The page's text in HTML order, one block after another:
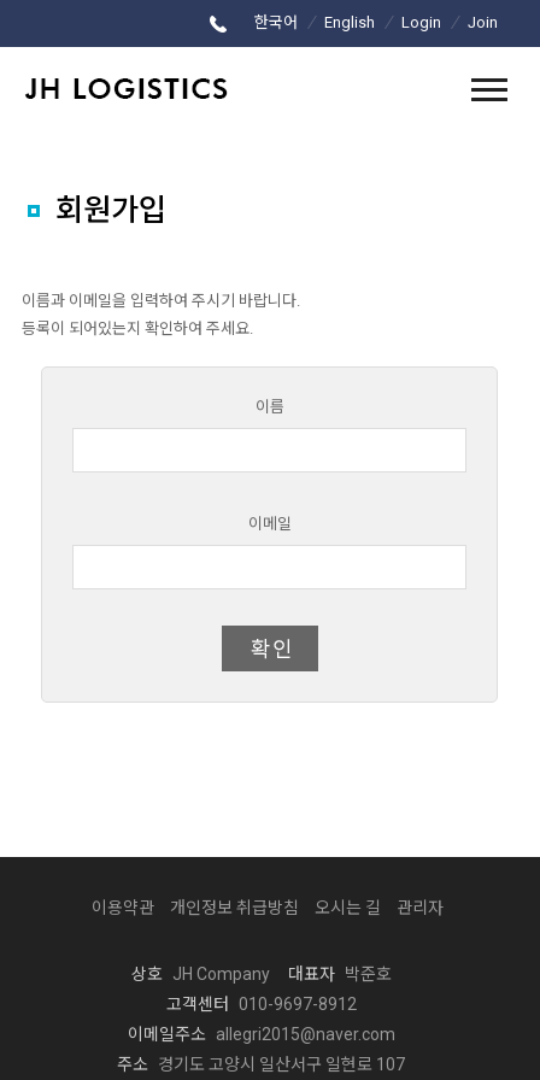
한국어 / English / Login / Join
회원가입
이름과 이메일을 입력하여 주시기 바랍니다.
등록이 되어있는지 확인하여 주세요.
이름
이메일
이용약관 개인정보 취급방침 오시는 길 관리자
상호 JH Company 대표자 박준호
고객센터
010-9697-8912
이메일주소 allegri2015@naver.com
주소 경기도 고양시 일산서구 일현로 107